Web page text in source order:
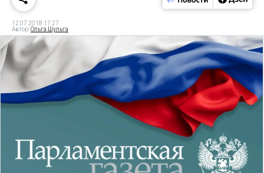
12.07.2018 17:27
Автор:Ольга Шульга